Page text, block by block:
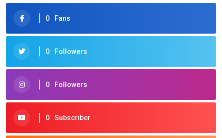
0 Fans
0 Followers
0 Followers
0 Subscriber